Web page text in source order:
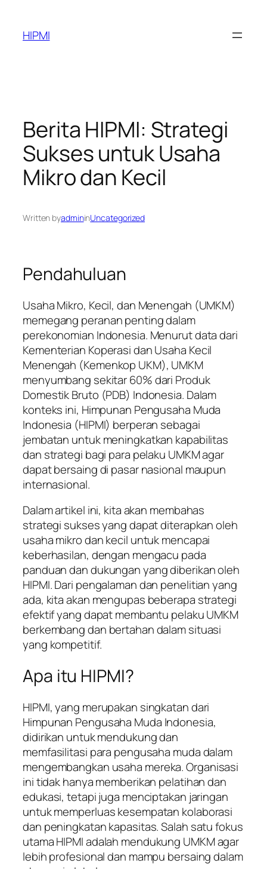
content
HIPMI
Berita HIPMI: Strategi
Sukses untuk Usaha
Mikro dan Kecil
Written byadmininUncategorized
Pendahuluan
Usaha Mikro, Kecil, dan Menengah (UMKM)
memegang peranan penting dalam
perekonomian Indonesia. Menurut data dari
Kementerian Koperasi dan Usaha Kecil
Menengah (Kemenkop UKM), UMKM
menyumbang sekitar 60% dari Produk
Domestik Bruto (PDB) Indonesia. Dalam
konteks ini, Himpunan Pengusaha Muda
Indonesia (HIPMI) berperan sebagai
jembatan untuk meningkatkan kapabilitas
dan strategi bagi para pelaku UMKM agar
dapat bersaing di pasar nasional maupun
internasional.
Dalam artikel ini, kita akan membahas
strategi sukses yang dapat diterapkan oleh
usaha mikro dan kecil untuk mencapai
keberhasilan, dengan mengacu pada
panduan dan dukungan yang diberikan oleh
HIPMI. Dari pengalaman dan penelitian yang
ada, kita akan mengupas beberapa strategi
efektif yang dapat membantu pelaku UMKM
berkembang dan bertahan dalam situasi
yang kompetitif.
Apa itu HIPMI?
HIPMI, yang merupakan singkatan dari
Himpunan Pengusaha Muda Indonesia,
didirikan untuk mendukung dan
memfasilitasi para pengusaha muda dalam
mengembangkan usaha mereka. Organisasi
ini tidak hanya memberikan pelatihan dan
edukasi, tetapi juga menciptakan jaringan
untuk memperluas kesempatan kolaborasi
dan peningkatan kapasitas. Salah satu fokus
utama HIPMI adalah mendukung UMKM agar
lebih profesional dan mampu bersaing dalam